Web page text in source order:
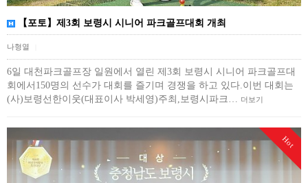
【포토】제3회 보령시 시니어 파크골프대회 개최
나형열
6일 대천파크골프장 일원에서 열린 제3회 보령시 시니어 파크골프대
회에서150명의 선수가 대회를 즐기며 경쟁을 하고 있다.이번 대회는
(사)보령선한이웃(대표이사 박세영)주최,보령시파크… 더보기
Hot